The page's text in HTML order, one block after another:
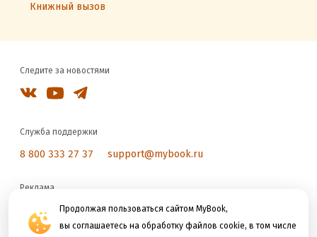
Продолжая пользоваться сайтом MyBook,
вы соглашаетесь на обработку файлов cookie, в том числе
Книжный вызов
Следите за новостями
Служба поддержки
8 800 333 27 37 support@mybook.ru
Реклама
reklama@litres.ru